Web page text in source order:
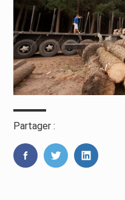
Partager :
FaceBookTwitterLinkedIn